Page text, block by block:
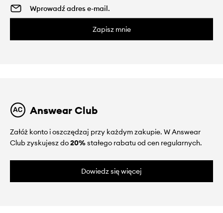
Zapisz mnie
Answear Club
Załóż konto i oszczędzaj przy każdym zakupie. W Answear
Club zyskujesz do20%stałego rabatu od cen regularnych.
Dowiedz się więcej